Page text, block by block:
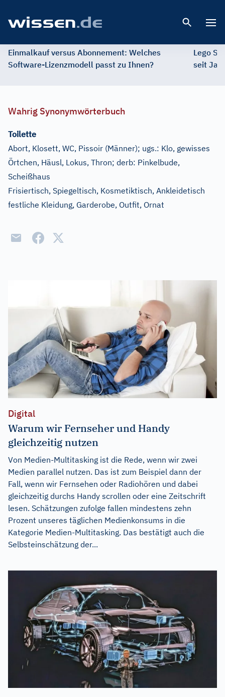
Einmalkauf versus Abonnement: Welches
Software-Lizenzmodell passt zu Ihnen?
Lego
seit
Wahrig Synonymwörterbuch
Toilette
Abort, Klosett, WC, Pissoir (Männer); ugs.: Klo, gewisses
Örtchen, Häusl, Lokus, Thron; derb: Pinkelbude,
Scheißhaus
Frisiertisch, Spiegeltisch, Kosmetiktisch, Ankleidetisch
festliche Kleidung, Garderobe, Outfit, Ornat
Digital
Warum wir Fernseher und Handy
gleichzeitig nutzen
Von Medien-Multitasking ist die Rede, wenn wir zwei
Medien parallel nutzen. Das ist zum Beispiel dann der
Fall, wenn wir Fernsehen oder Radiohören und dabei
gleichzeitig durchs Handy scrollen oder eine Zeitschrift
lesen. Schätzungen zufolge fallen mindestens zehn
Prozent unseres täglichen Medienkonsums in die
Kategorie Medien-Multitasking. Das bestätigt auch die
Selbsteinschätzung der...